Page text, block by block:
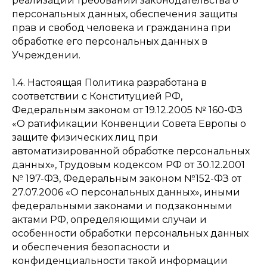
персональных данных, обеспечения защиты
прав и свобод человека и гражданина при
обработке его персональных данных в
Учреждении.
1.4. Настоящая Политика разработана в
соответствии с Конституцией РФ,
Федеральным законом от 19.12.2005 № 160-ФЗ
«О ратификации Конвенции Совета Европы о
защите физических лиц при
автоматизированной обработке персональных
данных», Трудовым кодексом РФ от 30.12.2001
№ 197-ФЗ, Федеральным законом №152-ФЗ от
27.07.2006 «О персональных данных», иными
федеральными законами и подзаконными
актами РФ, определяющими случаи и
особенности обработки персональных данных
и обеспечения безопасности и
конфиденциальности такой информации